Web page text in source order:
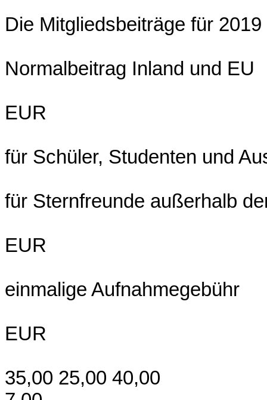
Die Mitgliedsbeiträge für
Normalbeitrag Inland und EU
EUR
für Schüler, Studenten und
für Sternfreunde außerhalb
EUR
einmalige Aufnahmegebühr
EUR
35,00 25,00 40,00